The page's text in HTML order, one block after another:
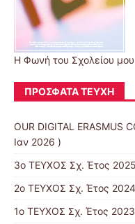
Η Φωνή του Σχολείου μου
ΠΡΌΣΦΑΤΑ ΤΕΎΧΗ
OUR DIGITAL ERASMUS
Ιαν 2026 )
3ο ΤΕΥΧΟΣ Σχ. Έτος
2ο ΤΕΥΧΟΣ Σχ. Έτος
1ο ΤΕΥΧΟΣ Σχ. Έτος